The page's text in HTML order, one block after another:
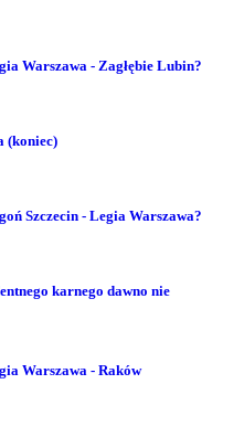
Warszawa - Zagłębie Lubin?
(koniec)
Szczecin - Legia Warszawa?
karnego dawno nie
Warszawa - Raków